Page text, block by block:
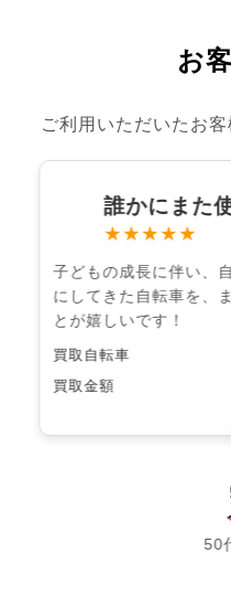
お
ご利用いただいたお
誰かにまた
★★★★★
子どもの成長に伴い、
にしてきた自転車を、
とが嬉しいです！
買取自転車
買取金額
50